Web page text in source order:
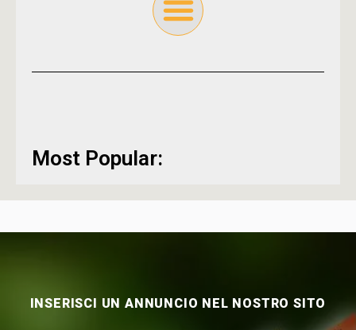
Most Popular:
INSERISCI UN ANNUNCIO NEL NOSTRO SITO